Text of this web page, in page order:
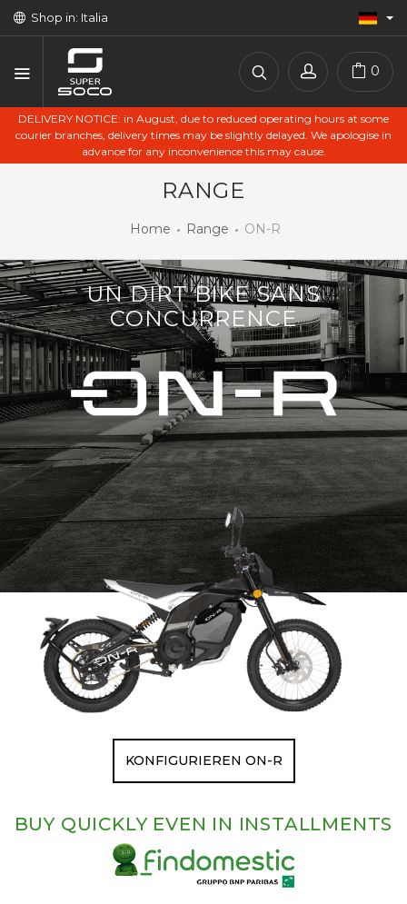
Shop in: Italia
0
DELIVERY NOTICE: in August, due to reduced operating hours at some
courier branches, delivery times may be slightly delayed. We apologise in
advance for any inconvenience this may cause.
RANGE
Home Range ON-R
UN DIRT BIKE SANS
CONCURRENCE
KONFIGURIEREN ON-R
BUY QUICKLY EVEN IN INSTALLMENTS